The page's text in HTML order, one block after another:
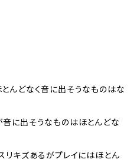
んどなく音に出そうなものはな
に出そうなものはほとんどな
キズあるがプレイにはほとん